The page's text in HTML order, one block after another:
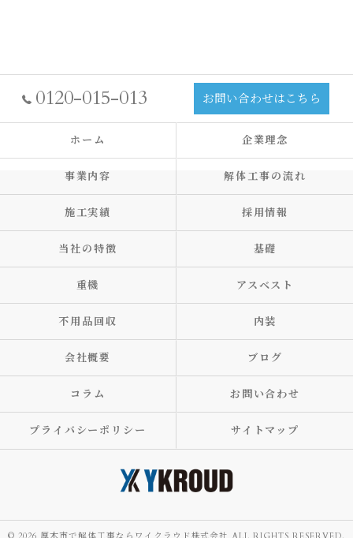
0120-015-013 お問い合わせはこちら
ホーム 企業理念
事業内容 解体工事の流れ
施工実績 採用情報
当社の特徴 基礎
重機 アスベスト
不用品回収 内装
会社概要 ブログ
コラム お問い合わせ
プライバシーポリシー サイトマップ